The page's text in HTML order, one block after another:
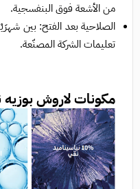
من الأشعة فوق البنفسجية.
الصلاحية بعد الفتح: بين
تعليمات الشركة المصنّعة.
مكونات لاروش بوزيه